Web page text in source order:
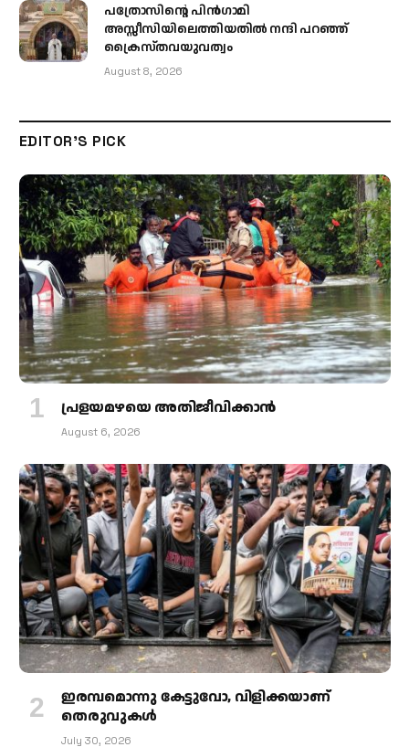
പത്രോസിന്റെ പിൻഗാമി
അസ്സീസിയിലെത്തിയതിൽ നന്ദി പറഞ്ഞ്
ക്രൈസ്തവയുവത്വം
August 8, 2026
EDITOR'S PICK
പ്രളയമഴയെ അതിജീവിക്കാന്‍
August 6, 2026
ഇരമ്പമൊന്നു കേട്ടുവോ, വിളിക്കയാണ്
തെരുവുകള്‍
July 30, 2026